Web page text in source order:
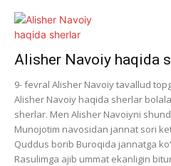
Alisher Navoiy haqida
9- fevral Alisher Navoiy tavallud
Alisher Navoiy haqida sherlar
sherlar. Men Alisher Navoiyni
Munojotim navosidan jannat sori
Quddus borib Buroqida jannatga
Rasulimga ajib ummat ekanligin